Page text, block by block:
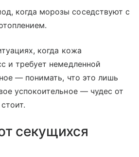
когда морозы соседствуют с
когда кожа
и требует немедленной
— понимать, что это лишь
успокоительное — чудес от
секущихся